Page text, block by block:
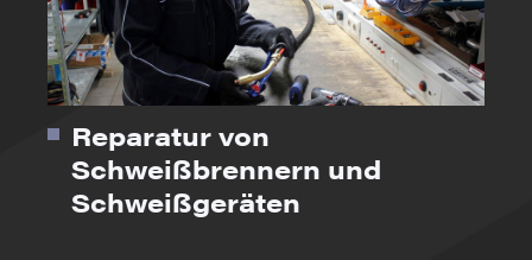
Reparatur von
Schweißbrennern und
Schweißgeräten